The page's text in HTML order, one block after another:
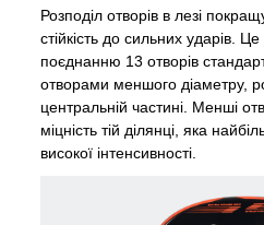
Розподіл отворів в лезі
стійкість до сильних ударів.
поєднанню 13 отворів
отворами меншого діаметру,
центральній частині. Менші
міцність тій ділянці, яка
високої інтенсивності.